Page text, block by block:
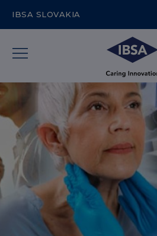
IBSA SLOVAKIA